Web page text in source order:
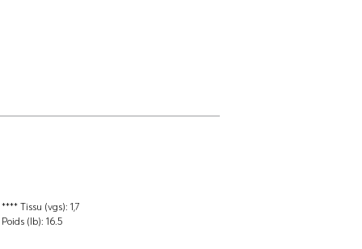
**** Tissu (vgs): 1,7
Poids (lb): 16.5